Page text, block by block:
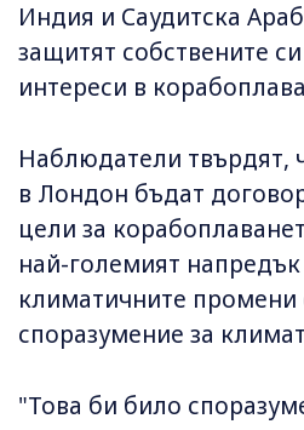
Индия и Саудитска
защитят собствените
интереси в
Наблюдатели твърдят,
в Лондон бъдат
цели за
най-големият
климатичните
споразумение за
"Това би било